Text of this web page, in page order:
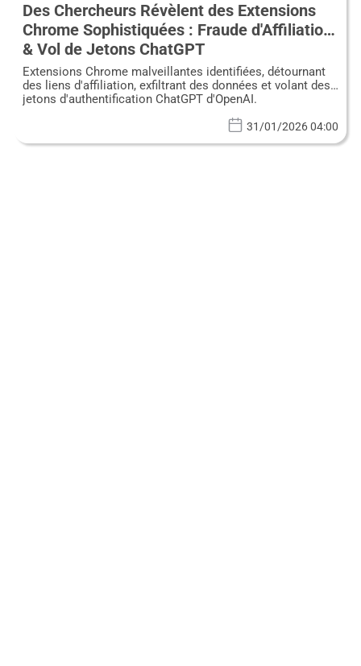
Des Chercheurs Révèlent des Extensions
Chrome Sophistiquées : Fraude d'Affiliation
& Vol de Jetons ChatGPT
Extensions Chrome malveillantes identifiées, détournant
des liens d'affiliation, exfiltrant des données et volant des
jetons d'authentification ChatGPT d'OpenAI.
31/01/2026 04:00